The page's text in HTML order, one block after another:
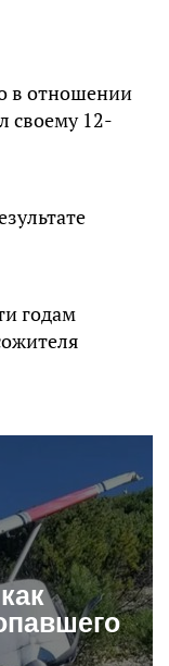
в отношении
своему 12-
годам